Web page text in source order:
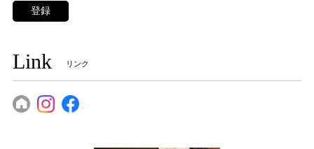
登録
Link リンク